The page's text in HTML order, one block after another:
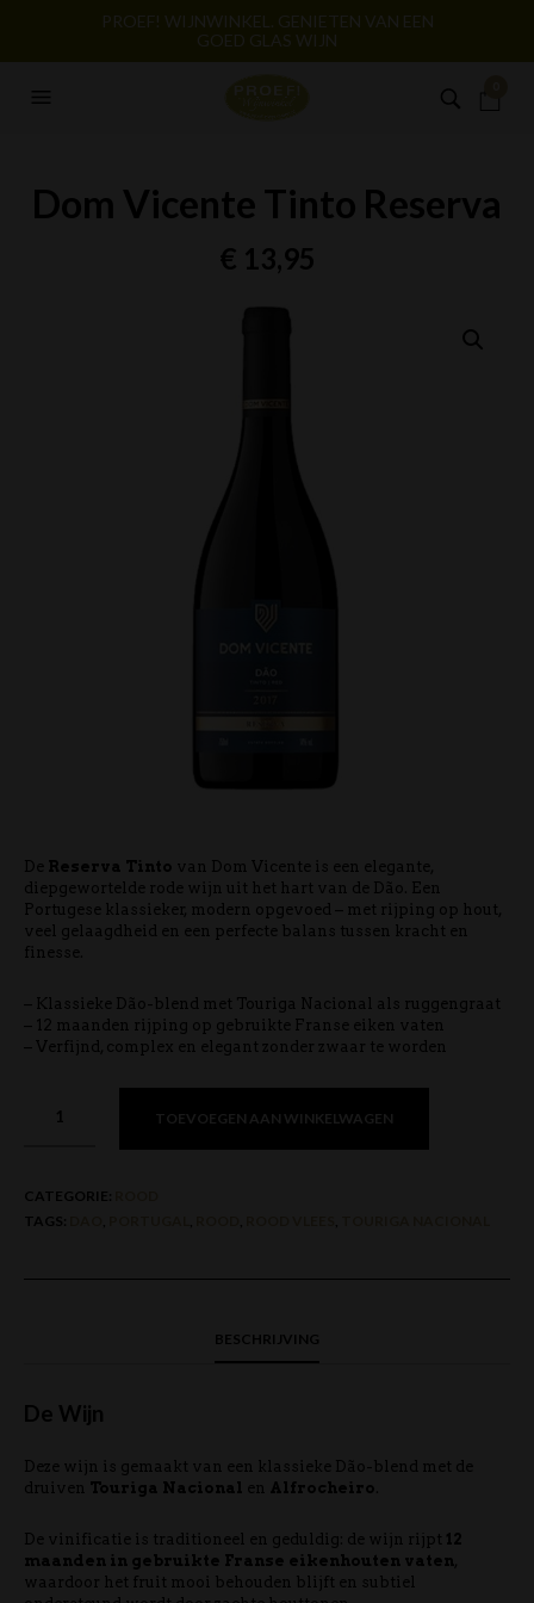
PROEF! WIJNWINKEL. GENIETEN VAN EEN
GOED GLAS WIJN
Dom Vicente Tinto Reserva
€ 13,95
De Reserva Tinto van Dom Vicente is een elegante,
diepgewortelde rode wijn uit het hart van de Dão. Een
Portugese klassieker, modern opgevoed – met rijping op hout,
veel gelaagdheid en een perfecte balans tussen kracht en
finesse.
– Klassieke Dão-blend met Touriga Nacional als ruggengraat
– 12 maanden rijping op gebruikte Franse eiken vaten
– Verfijnd, complex en elegant zonder zwaar te worden
TOEVOEGEN AAN WINKELWAGEN
CATEGORIE:
TAGS:
BESCHRIJVING
De Wijn
Deze wijn is gemaakt van een klassieke Dão-blend met de
druiven Touriga Nacional en Alfrocheiro
De vinificatie is traditioneel en geduldig: de wijn rijpt 12
maanden in gebruikte Franse eikenhouten vaten
waardoor het fruit mooi behouden blijft en subtiel